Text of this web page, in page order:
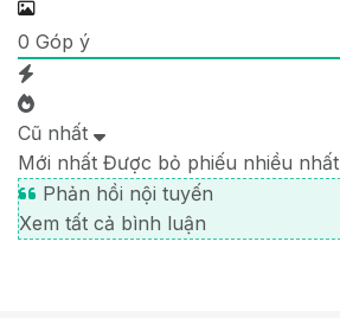
0 Góp ý
Cũ nhất
Mới nhất Được bỏ phiếu nhiều nhất
Phản hồi nội tuyến
Xem tất cả bình luận